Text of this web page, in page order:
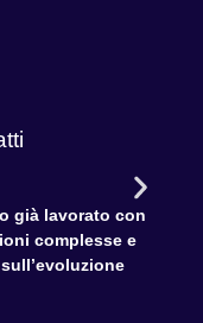
già lavorato con
complesse e